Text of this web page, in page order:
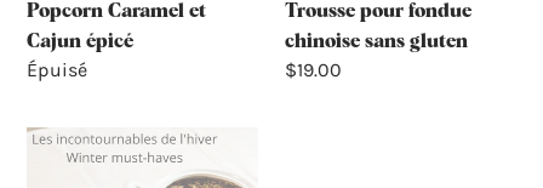
Popcorn Caramel et
Cajun épicé
Prix
Épuisé
Trousse pour fondue
chinoise sans gluten
Prix
$19.00
Kit